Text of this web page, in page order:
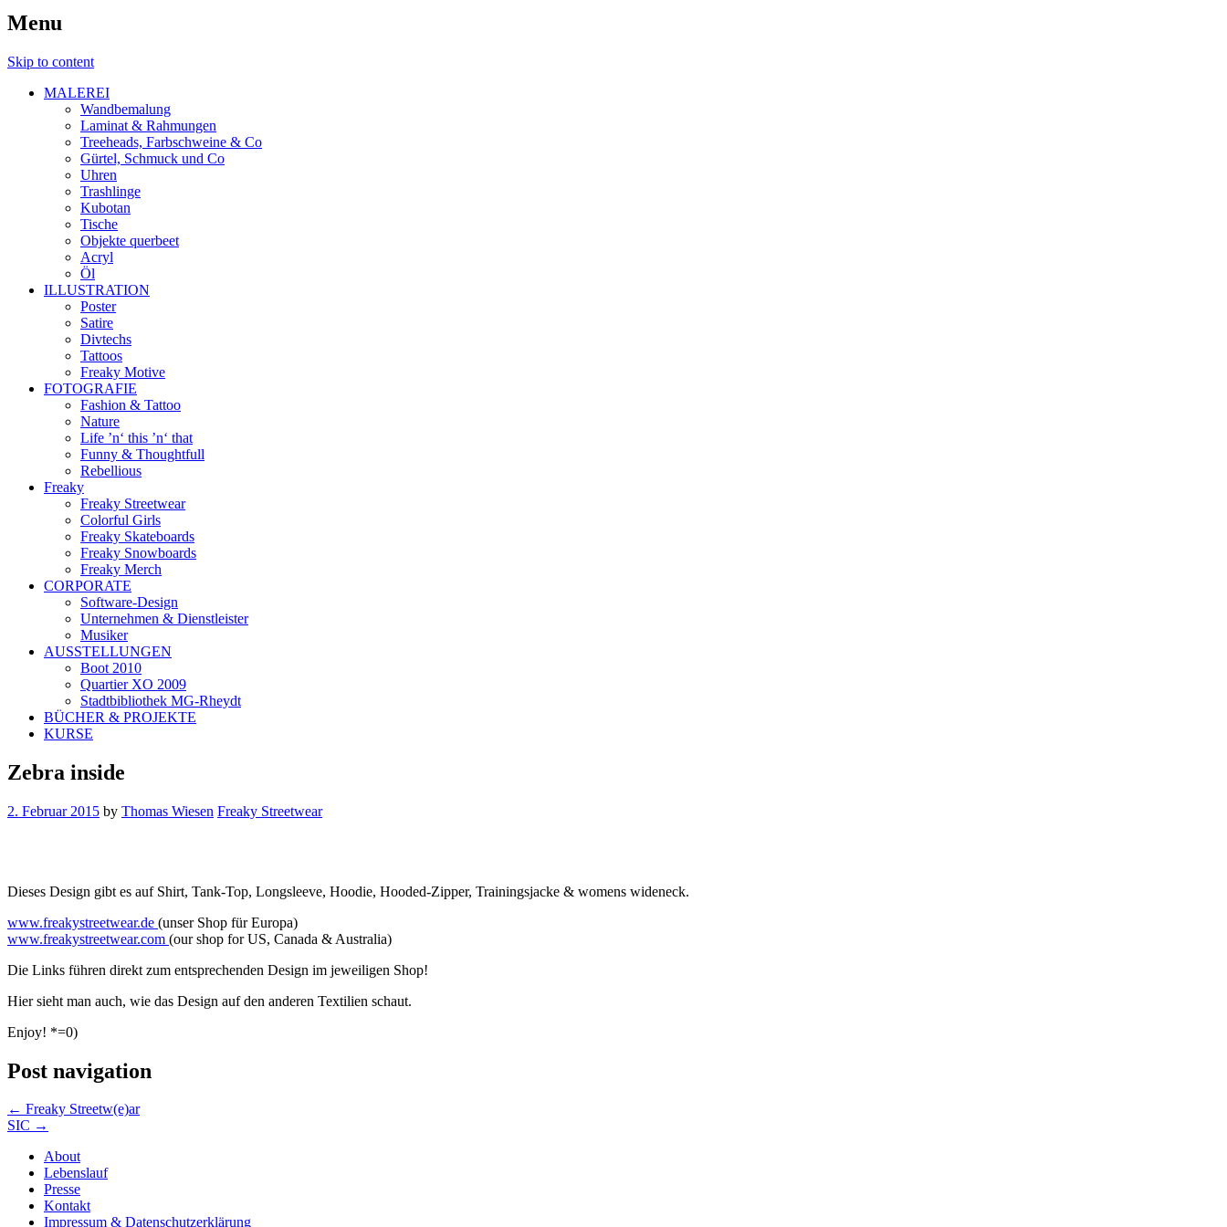
Menu
Skip to content
MALEREI
Wandbemalung
Laminat & Rahmungen
Treeheads, Farbschweine & Co
Gürtel, Schmuck und Co
Uhren
Trashlinge
Kubotan
Tische
Objekte querbeet
Acryl
Öl
ILLUSTRATION
Poster
Satire
Divtechs
Tattoos
Freaky Motive
FOTOGRAFIE
Fashion & Tattoo
Nature
Life ’n‘ this ’n‘ that
Funny & Thoughtfull
Rebellious
Freaky
Freaky Streetwear
Colorful Girls
Freaky Skateboards
Freaky Snowboards
Freaky Merch
CORPORATE
Software-Design
Unternehmen & Dienstleister
Musiker
AUSSTELLUNGEN
Boot 2010
Quartier XO 2009
Stadtbibliothek MG-Rheydt
BÜCHER & PROJEKTE
KURSE
Zebra inside
2. Februar 2015 by Thomas Wiesen Freaky Streetwear
Dieses Design gibt es auf Shirt, Tank-Top, Longsleeve, Hoodie, Hooded-Zipper, Trainingsjacke & womens wideneck.
www.freakystreetwear.de (unser Shop für Europa)
www.freakystreetwear.com (our shop for US, Canada & Australia)
Die Links führen direkt zum entsprechenden Design im jeweiligen Shop!
Hier sieht man auch, wie das Design auf den anderen Textilien schaut.
Enjoy! *=0)
Post navigation
← Freaky Streetw(e)ar
SIC →
About
Lebenslauf
Presse
Kontakt
Impressum & Datenschutzerklärung